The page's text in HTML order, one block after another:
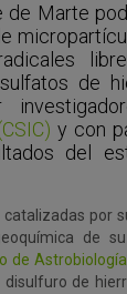
de Marte
de
y con
del
catalizadas por
de
de
disulfuro de